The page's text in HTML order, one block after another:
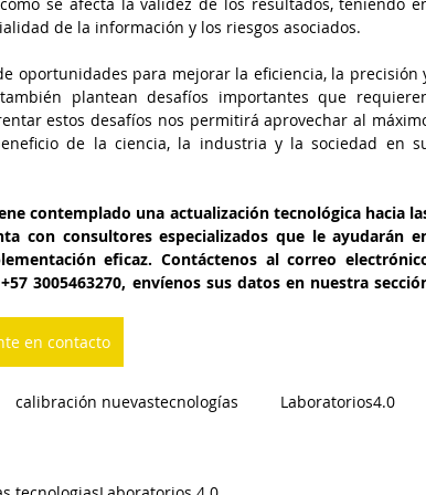
de la información y los riesgos asociados.
oportunidades para mejorar la eficiencia, la precisión
plantean desafíos importantes que
estos desafíos nos permitirá aprovechar al
de la ciencia, la industria y la sociedad en
contemplado una actualización tecnológica hacia
con consultores especializados que le ayudarán
3005463270, envíenos sus datos en nuestra
en contacto
ISO 17025		 Laboratoriosdeensayo		 calibración nuevastecnologías	 Laboratorios4.0